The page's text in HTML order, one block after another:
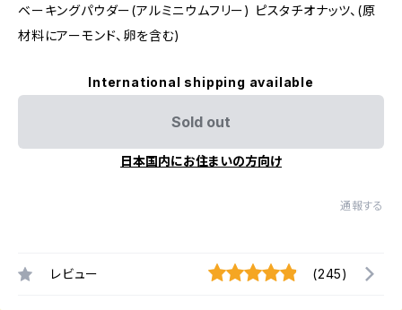
ベーキングパウダー(アルミニウムフリー) ピスタチオナッツ、(原
材料にアーモンド、卵を含む)
International shipping available
Sold out
日本国内にお住まいの方向け
通報する
レビュー (245)